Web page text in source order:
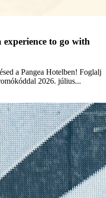
to go with
a Pangea Hotelben! Foglalj
2026. július...